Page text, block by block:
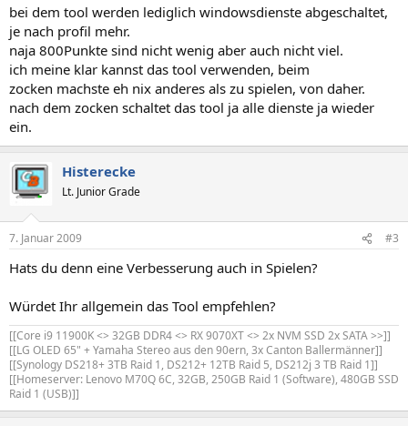
bei dem tool werden lediglich windowsdienste abgeschaltet,
je nach profil mehr.
naja 800Punkte sind nicht wenig aber auch nicht viel.
ich meine klar kannst das tool verwenden, beim
zocken machste eh nix anderes als zu spielen, von daher.
nach dem zocken schaltet das tool ja alle dienste ja wieder
ein.
Histerecke
Lt. Junior Grade
7. Januar 2009 #3
Hats du denn eine Verbesserung auch in Spielen?
Würdet Ihr allgemein das Tool empfehlen?
[[Core i9 11900K <> 32GB DDR4 <> RX 9070XT <> 2x NVM SSD 2x SATA >>]]
[[LG OLED 65" + Yamaha Stereo aus den 90ern, 3x Canton Ballermänner]]
[[Synology DS218+ 3TB Raid 1, DS212+ 12TB Raid 5, DS212j 3 TB Raid 1]]
[[Homeserver: Lenovo M70Q 6C, 32GB, 250GB Raid 1 (Software), 480GB SSD
Raid 1 (USB)]]